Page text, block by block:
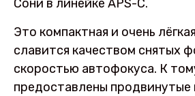
Сони в линейке APS-C.
Это компактная и очень
славится качеством снятых
скоростью автофокуса. К
предоставлены продвинутые